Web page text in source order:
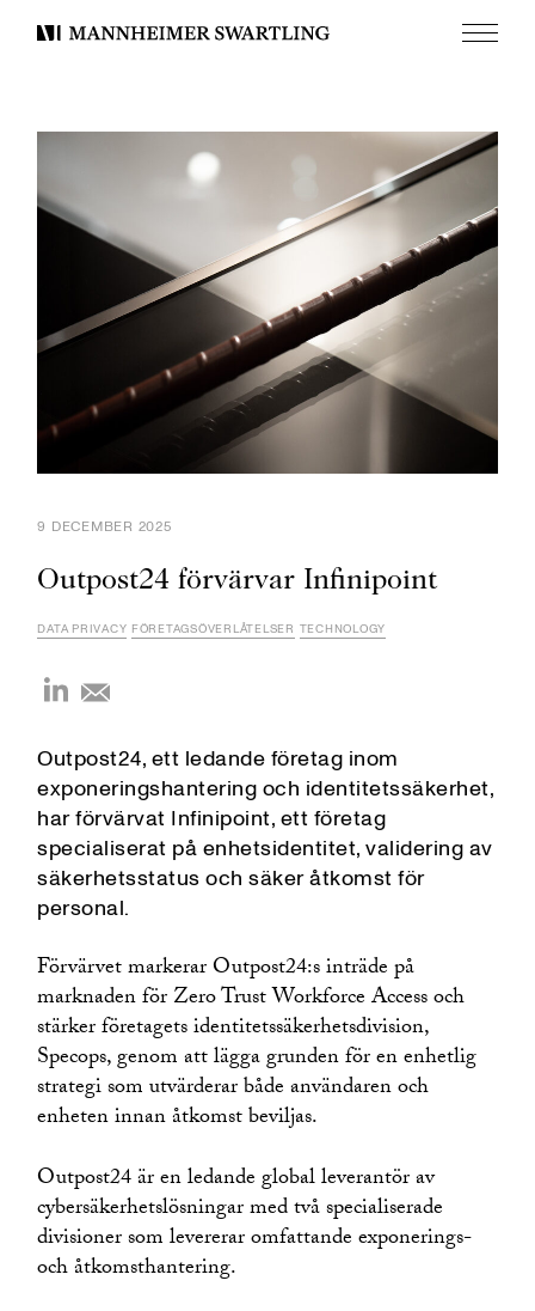
Mannheimer
Meny
9 DECEMBER 2025
Outpost24 förvärvar Infinipoint
DATA PRIVACY FÖRETAGSÖVERLÅTELSER TECHNOLOGY
Outpost24, ett ledande företag inom
exponeringshantering och identitetssäkerhet,
har förvärvat Infinipoint, ett företag
specialiserat på enhetsidentitet, validering av
säkerhetsstatus och säker åtkomst för
personal.
Förvärvet markerar Outpost24:s inträde på
marknaden för Zero Trust Workforce Access och
stärker företagets identitetssäkerhetsdivision,
Specops, genom att lägga grunden för en enhetlig
strategi som utvärderar både användaren och
enheten innan åtkomst beviljas.
Outpost24 är en ledande global leverantör av
cybersäkerhetslösningar med två specialiserade
divisioner som levererar omfattande exponerings-
och åtkomsthantering.